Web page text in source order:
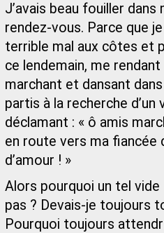
J’avais beau fouiller
rendez‑vous. Parce que
terrible mal aux côtes et
ce lendemain, me
marchant et dansant
partis à la recherche
déclamant : « ô amis
en route vers ma fiancée
d’amour ! »
Alors pourquoi un tel
pas ? Devais-je toujours
Pourquoi toujours